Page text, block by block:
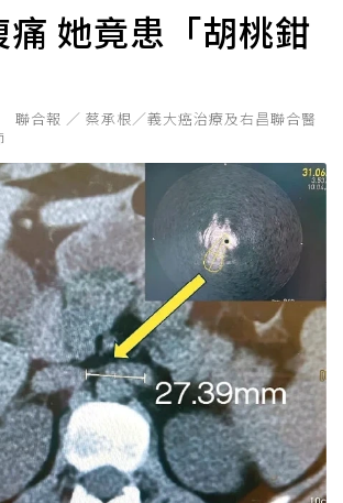
她竟患「胡桃鉗
聯合報 ／ 蔡承根／義大癌治療及右昌聯合醫